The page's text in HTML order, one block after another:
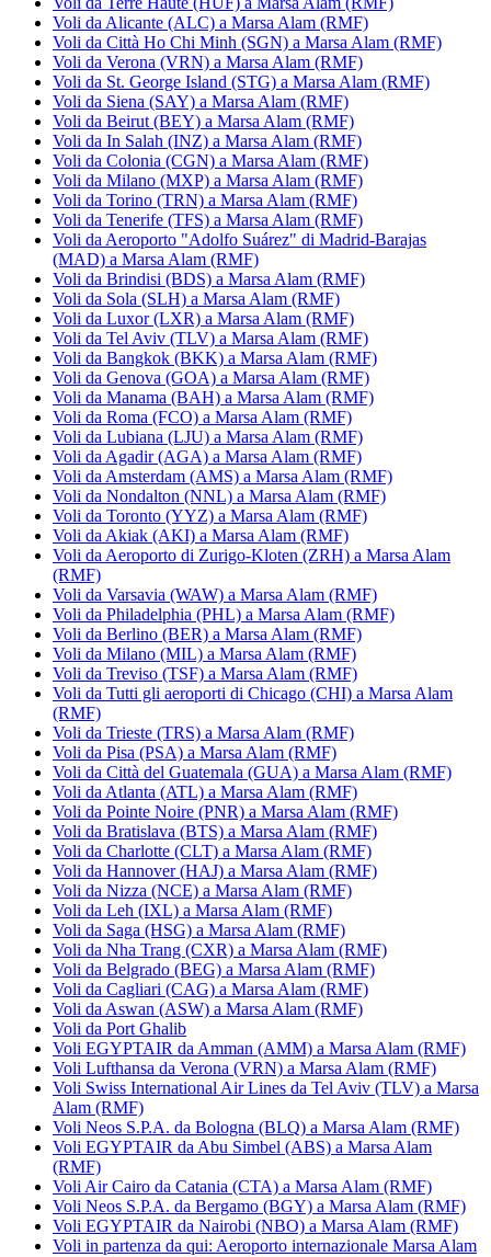
Voli da Alicante (ALC) a Marsa Alam (RMF)
Voli da Città Ho Chi Minh (SGN) a Marsa Alam (RMF)
Voli da Verona (VRN) a Marsa Alam (RMF)
Voli da St. George Island (STG) a Marsa Alam (RMF)
Voli da Siena (SAY) a Marsa Alam (RMF)
Voli da Beirut (BEY) a Marsa Alam (RMF)
Voli da In Salah (INZ) a Marsa Alam (RMF)
Voli da Colonia (CGN) a Marsa Alam (RMF)
Voli da Milano (MXP) a Marsa Alam (RMF)
Voli da Torino (TRN) a Marsa Alam (RMF)
Voli da Tenerife (TFS) a Marsa Alam (RMF)
Voli da Aeroporto "Adolfo Suárez" di Madrid-Barajas
(MAD) a Marsa Alam (RMF)
Voli da Brindisi (BDS) a Marsa Alam (RMF)
Voli da Sola (SLH) a Marsa Alam (RMF)
Voli da Luxor (LXR) a Marsa Alam (RMF)
Voli da Tel Aviv (TLV) a Marsa Alam (RMF)
Voli da Bangkok (BKK) a Marsa Alam (RMF)
Voli da Genova (GOA) a Marsa Alam (RMF)
Voli da Manama (BAH) a Marsa Alam (RMF)
Voli da Roma (FCO) a Marsa Alam (RMF)
Voli da Lubiana (LJU) a Marsa Alam (RMF)
Voli da Agadir (AGA) a Marsa Alam (RMF)
Voli da Amsterdam (AMS) a Marsa Alam (RMF)
Voli da Nondalton (NNL) a Marsa Alam (RMF)
Voli da Toronto (YYZ) a Marsa Alam (RMF)
Voli da Akiak (AKI) a Marsa Alam (RMF)
Voli da Aeroporto di Zurigo-Kloten (ZRH) a Marsa Alam
(RMF)
Voli da Varsavia (WAW) a Marsa Alam (RMF)
Voli da Philadelphia (PHL) a Marsa Alam (RMF)
Voli da Berlino (BER) a Marsa Alam (RMF)
Voli da Milano (MIL) a Marsa Alam (RMF)
Voli da Treviso (TSF) a Marsa Alam (RMF)
Voli da Tutti gli aeroporti di Chicago (CHI) a Marsa Alam
(RMF)
Voli da Trieste (TRS) a Marsa Alam (RMF)
Voli da Pisa (PSA) a Marsa Alam (RMF)
Voli da Città del Guatemala (GUA) a Marsa Alam (RMF)
Voli da Atlanta (ATL) a Marsa Alam (RMF)
Voli da Pointe Noire (PNR) a Marsa Alam (RMF)
Voli da Bratislava (BTS) a Marsa Alam (RMF)
Voli da Charlotte (CLT) a Marsa Alam (RMF)
Voli da Hannover (HAJ) a Marsa Alam (RMF)
Voli da Nizza (NCE) a Marsa Alam (RMF)
Voli da Leh (IXL) a Marsa Alam (RMF)
Voli da Saga (HSG) a Marsa Alam (RMF)
Voli da Nha Trang (CXR) a Marsa Alam (RMF)
Voli da Belgrado (BEG) a Marsa Alam (RMF)
Voli da Cagliari (CAG) a Marsa Alam (RMF)
Voli da Aswan (ASW) a Marsa Alam (RMF)
Voli da Port Ghalib
Voli EGYPTAIR da Amman (AMM) a Marsa Alam (RMF)
Voli Lufthansa da Verona (VRN) a Marsa Alam (RMF)
Voli Swiss International Air Lines da Tel Aviv (TLV) a Marsa
Alam (RMF)
Voli Neos S.P.A. da Bologna (BLQ) a Marsa Alam (RMF)
Voli EGYPTAIR da Abu Simbel (ABS) a Marsa Alam
(RMF)
Voli Air Cairo da Catania (CTA) a Marsa Alam (RMF)
Voli Neos S.P.A. da Bergamo (BGY) a Marsa Alam (RMF)
Voli EGYPTAIR da Nairobi (NBO) a Marsa Alam (RMF)
Voli in partenza da qui: Aeroporto internazionale Marsa Alam